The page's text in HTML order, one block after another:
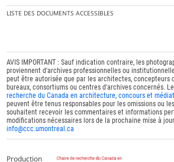
LISTE DES DOCUMENTS ACCESSIBLES
AVIS IMPORTANT : Sauf indication contraire, les
proviennent d'archives professionnelles ou
peut être autorisée que par les architectes, concepteurs
bureaux, consortiums ou centres d'archives concernés.
recherche du Canada en architecture, concours et
peuvent être tenus responsables pour les omissions ou
souhaitent recevoir les commentaires et informations
modifications nécessaires lors de la prochaine mise à
info@ccc.umontreal.ca
Production